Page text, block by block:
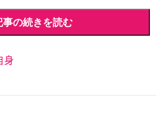
事の続きを読む
身